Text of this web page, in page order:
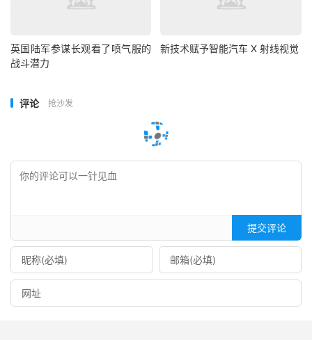
英国陆军参谋长观看了喷气服的
战斗潜力
新技术赋予智能汽车 X 射线视觉
评论 抢沙发
提交评论